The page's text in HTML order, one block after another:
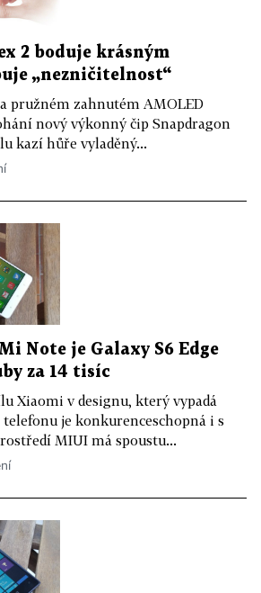
2 boduje krásným
„nezničitelnost“
pružném zahnutém AMOLED
nový výkonný čip Snapdragon
kazí hůře vyladěný...
Note je Galaxy S6 Edge
za 14 tisíc
Xiaomi v designu, který vypadá
telefonu je konkurenceschopná i s
MIUI má spoustu...